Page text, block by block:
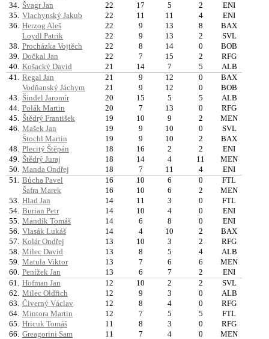
34.
Švagr Jan 22 17 5 2
ENI
35.
Vlachynský Jakub 22 11 11 4
ENI
36.
Herzog Aleš 22 9 13 8
BAX
Loydl Patrik
22 9 13 2
SVL
38.
Procházka Vojtěch 22 8 14 0
BOB
39.
Dočkal Jan 22 7 15 2
RFG
40.
Košacký David 21 14 7 5
ALB
41.
Regal Jan 21 9 12 0
BAX
Vodňanský Jáchym
21 9 12 0
BOB
43.
Šindel Jaromír 20 15 5 5
ALB
44. Polák Martin 20 7 13 0
RFG
45.
Štědrý František 19 10 9 2
MEN
46.
Mašek Jan 19 9 10 0
SVL
Štochl Martin
19 9 10 2
BAX
48.
Plecitý Štěpán 18 16 2 2
ENI
49.
Štědrý Juraj 18 14 4 11
MEN
50.
Manda Ondřej 18 7 11 4
ENI
51.
Bůcha Pavel 16 10 6 0
FTL
Šafra Marek
16 10 6 2
MEN
53.
Hlad Jan 14 11 3 0
FTL
54. Burian Petr 14 10 4 0
ENI
55.
Mandík Tomáš 14 6 8 0
ENI
56.
Vlasák Lukáš 14 4 10 2
BAX
57.
Kolár Ondřej 13 10 3 2
RFG
58.
Milec David 13 8 5 4
ALB
59.
Matula Viktor 13 7 6 6
MEN
60.
Penížek Jan 13 6 7 2
ENI
61.
Hofman Jan 12 10 2 2
SVL
62.
Milec Oldřich 12 9 3 0
ALB
63.
Čiverný Václav 12 8 4 0
RFG
64. Mintora Martin 12 7 5 5
FTL
65.
Hricuk Tomáš 11 8 3 0
RFG
66.
Greagorini Sam 11 7 4 0
MEN